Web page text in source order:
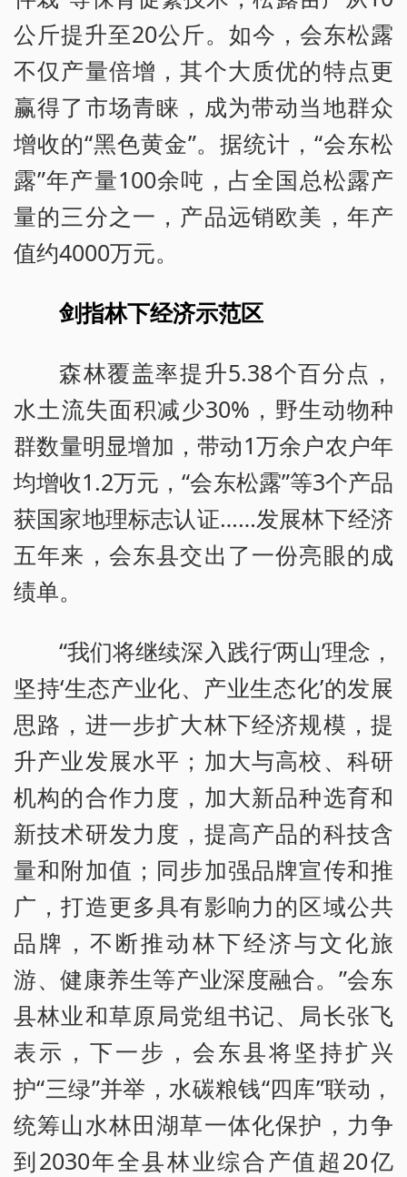
公斤提升至20公斤。如今，会东松露
不仅产量倍增，其个大质优的特点更
赢得了市场青睐，成为带动当地群众
增收的“黑色黄金”。据统计，“会东松
露”年产量100余吨，占全国总松露产
量的三分之一，产品远销欧美，年产
值约4000万元。
剑指林下经济示范区
森林覆盖率提升5.38个百分点，
水土流失面积减少30%，野生动物种
群数量明显增加，带动1万余户农户年
均增收1.2万元，“会东松露”等3个产品
获国家地理标志认证……发展林下经济
五年来，会东县交出了一份亮眼的成
绩单。
“我们将继续深入践行‘两山’理念，
坚持‘生态产业化、产业生态化’的发展
思路，进一步扩大林下经济规模，提
升产业发展水平；加大与高校、科研
机构的合作力度，加大新品种选育和
新技术研发力度，提高产品的科技含
量和附加值；同步加强品牌宣传和推
广，打造更多具有影响力的区域公共
品牌，不断推动林下经济与文化旅
游、健康养生等产业深度融合。”会东
县林业和草原局党组书记、局长张飞
表示，下一步，会东县将坚持扩兴
护“三绿”并举，水碳粮钱“四库”联动，
统筹山水林田湖草一体化保护，力争
到2030年全县林业综合产值超20亿